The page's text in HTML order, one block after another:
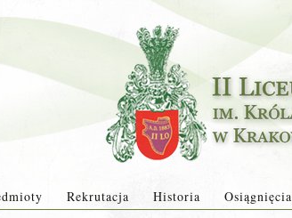
Rekrutacja Historia Osiągnięcia